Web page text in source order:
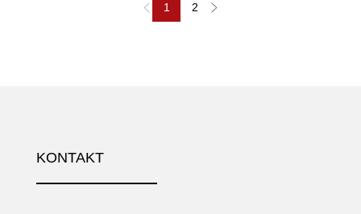
1 2
KONTAKT